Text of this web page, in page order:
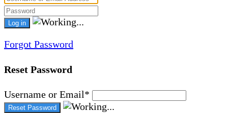
Forgot Password
Reset Password
Username or Email*